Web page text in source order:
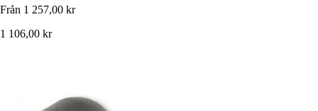
Från 1 257,00 kr
1 106,00 kr